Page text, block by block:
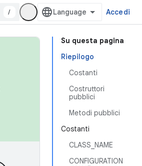
/ Accedi
Su questa pagina
Riepilogo
Costanti
Costruttori
pubblici
Metodi pubblici
Costanti
CLASS_NAME
CONFIGURATION